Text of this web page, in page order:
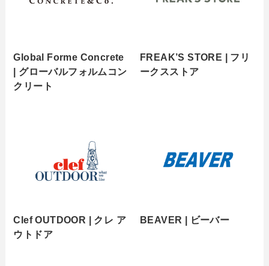
Global Forme Concrete
| グローバルフォルムコン
クリート
FREAK’S STORE | フリ
ークスストア
Clef OUTDOOR | クレ ア
ウトドア
BEAVER | ビーバー